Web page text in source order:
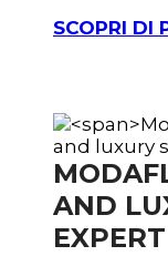
SCOPRI DI
MODA
AND
EXPERT